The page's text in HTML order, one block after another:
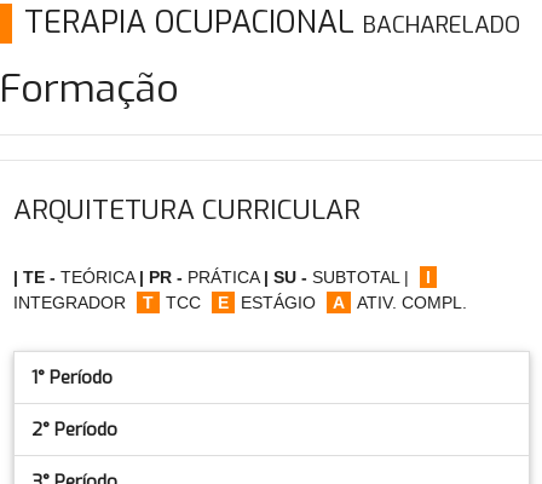
TERAPIA OCUPACIONAL BACHARELADO
Formação
ARQUITETURA CURRICULAR
| TE - TEÓRICA | PR - PRÁTICA | SU - SUBTOTAL |
I
INTEGRADOR
T TCC E ESTÁGIO A ATIV. COMPL.
1° Período
2° Período